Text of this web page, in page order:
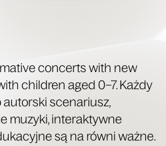
con­certs with new
chil­dren aged 0–7. Każdy
sce­nar­iusz,
muzy­ki, inter­ak­ty­wne
są na równi ważne.